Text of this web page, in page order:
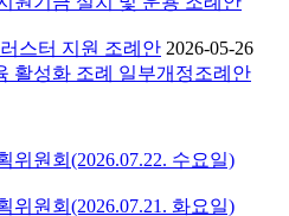
스터 지원 조례안 2026-05-26
활성화 조례 일부개정조례안
위원회(2026.07.22. 수요일)
위원회(2026.07.21. 화요일)